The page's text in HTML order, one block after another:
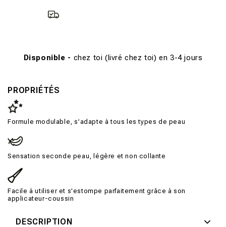
Disponible - chez toi (livré chez toi) en 3-4 jours
PROPRIÉTÉS
Formule modulable, s’adapte à tous les types de peau
Sensation seconde peau, légère et non collante
Facile à utiliser et s'estompe parfaitement grâce à son
applicateur-coussin
DESCRIPTION